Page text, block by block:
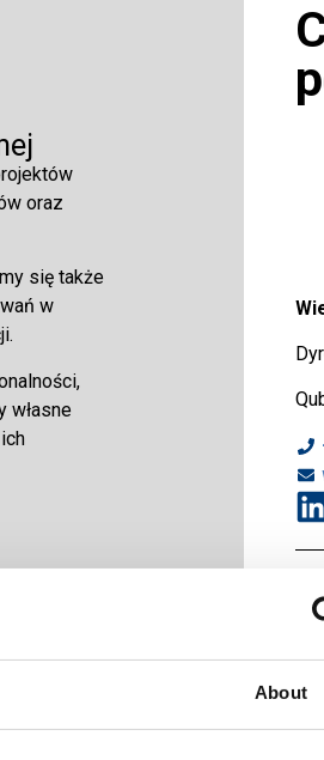
About
oraz
się także
w
własne